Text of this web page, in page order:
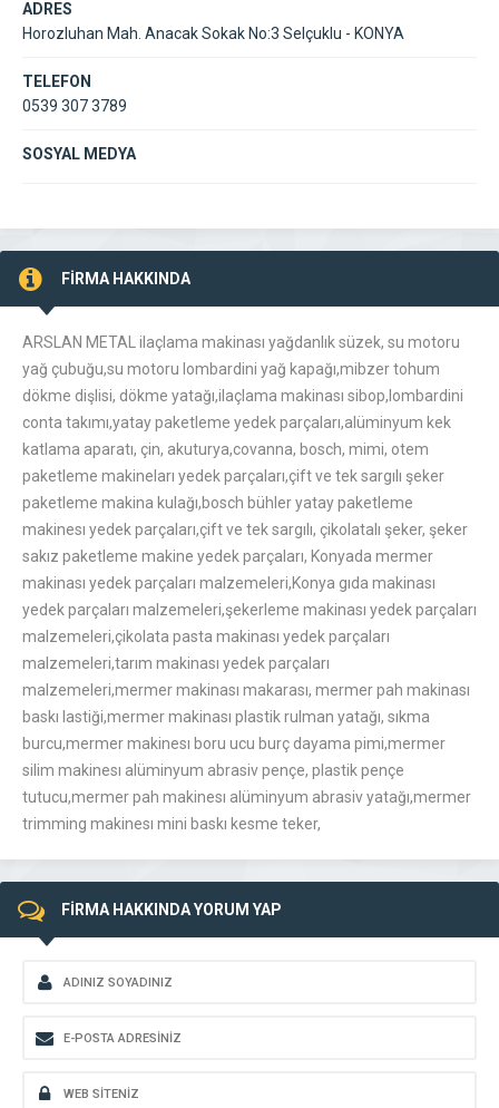
ADRES
Horozluhan Mah. Anacak Sokak No:3 Selçuklu - KONYA
TELEFON
0539 307 3789
SOSYAL MEDYA
FİRMA HAKKINDA
ARSLAN METAL ilaçlama makinası yağdanlık süzek, su motoru
yağ çubuğu,su motoru lombardini yağ kapağı,mibzer tohum
dökme dişlisi, dökme yatağı,ilaçlama makinası sibop,lombardini
conta takımı,yatay paketleme yedek parçaları,alüminyum kek
katlama aparatı, çin, akuturya,covanna, bosch, mimi, otem
paketleme makineları yedek parçaları,çift ve tek sargılı şeker
paketleme makina kulağı,bosch bühler yatay paketleme
makinesı yedek parçaları,çift ve tek sargılı, çikolatalı şeker, şeker
sakız paketleme makine yedek parçaları, Konyada mermer
makinası yedek parçaları malzemeleri,Konya gıda makinası
yedek parçaları malzemeleri,şekerleme makinası yedek parçaları
malzemeleri,çikolata pasta makinası yedek parçaları
malzemeleri,tarım makinası yedek parçaları
malzemeleri,mermer makinası makarası, mermer pah makinası
baskı lastiği,mermer makinası plastik rulman yatağı, sıkma
burcu,mermer makinesı boru ucu burç dayama pimi,mermer
silim makinesı alüminyum abrasiv pençe, plastik pençe
tutucu,mermer pah makinesı alüminyum abrasiv yatağı,mermer
trimming makinesı mini baskı kesme teker,
FİRMA HAKKINDA YORUM YAP